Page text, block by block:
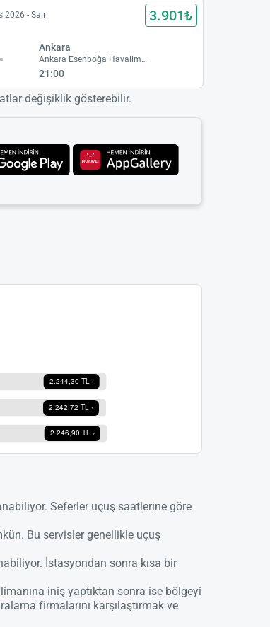
2026 - Salı 3.901₺
Ankara
Ankara Esenboğa Havalimanı
21:00
değişiklik gösterebilir.
Seferler uçuş saatlerine göre
Bu servisler genellikle uçuş
İstasyondan sonra kısa bir
iniş yaptıktan sonra ise bölgeyi
firmalarını karşılaştırmak ve